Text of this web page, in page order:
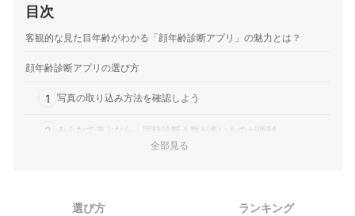
目次
客観的な見た目年齢がわかる「顔年齢診断アプリ」の魅力とは？
顔年齢診断アプリの選び方
1 写真の取り込み方法を確認しよう
2 みんなで遊ぶなら、同時診断人数が多いものが便利
全部見る
選び方 ランキング